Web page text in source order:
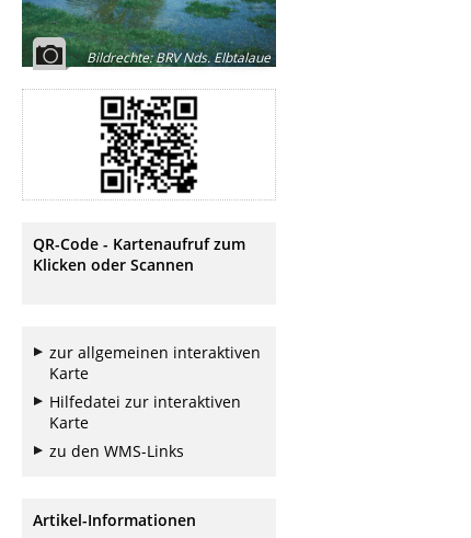
Bildrechte:BRV Nds. Elbtalaue
QR-Code - Kartenaufruf zum
Klicken oder Scannen
zur allgemeinen interaktiven
Karte
Hilfedatei zur interaktiven
Karte
zu den WMS-Links
Artikel-Informationen